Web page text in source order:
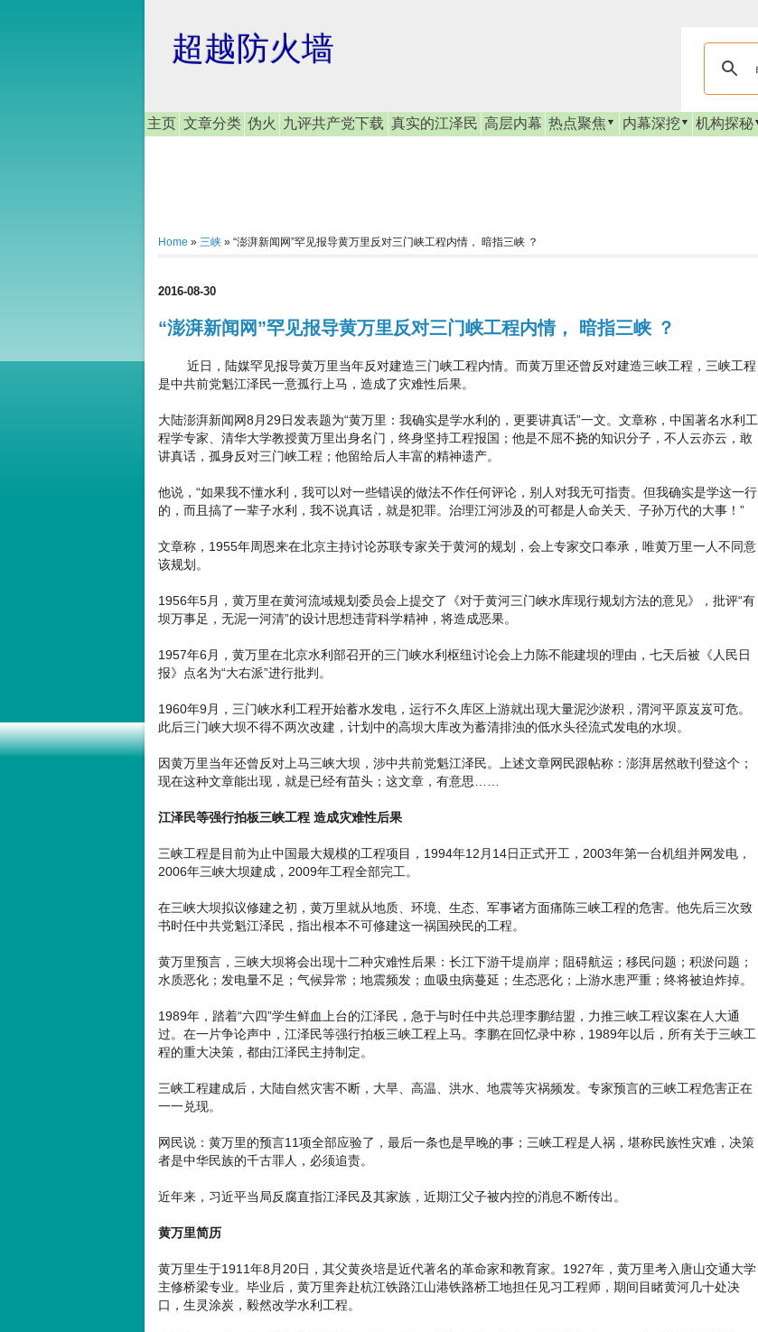
超越防火墙
主页 文章分类 伪火 九评共产党下载 真实的江泽民 高层内幕 热点聚焦 内幕深挖 机构探秘
Home » 三峡 » “澎湃新闻网”罕见报导黄万里反对三门峡工程内情， 暗指三峡 ？
2016-08-30
“澎湃新闻网”罕见报导黄万里反对三门峡工程内情， 暗指三峡 ？
近日，陆媒罕见报导黄万里当年反对建造三门峡工程内情。而黄万里还曾反对建造三峡工程，三峡工程
是中共前党魁江泽民一意孤行上马，造成了灾难性后果。
大陆澎湃新闻网8月29日发表题为“黄万里：我确实是学水利的，更要讲真话”一文。文章称，中国著名水利工
程学专家、清华大学教授黄万里出身名门，终身坚持工程报国；他是不屈不挠的知识分子，不人云亦云，敢
讲真话，孤身反对三门峡工程；他留给后人丰富的精神遗产。
他说，“如果我不懂水利，我可以对一些错误的做法不作任何评论，别人对我无可指责。但我确实是学这一行
的，而且搞了一辈子水利，我不说真话，就是犯罪。治理江河涉及的可都是人命关天、子孙万代的大事！”
文章称，1955年周恩来在北京主持讨论苏联专家关于黄河的规划，会上专家交口奉承，唯黄万里一人不同意
该规划。
1956年5月，黄万里在黄河流域规划委员会上提交了《对于黄河三门峡水库现行规划方法的意见》，批评“有
坝万事足，无泥一河清”的设计思想违背科学精神，将造成恶果。
1957年6月，黄万里在北京水利部召开的三门峡水利枢纽讨论会上力陈不能建坝的理由，七天后被《人民日
报》点名为“大右派”进行批判。
1960年9月，三门峡水利工程开始蓄水发电，运行不久库区上游就出现大量泥沙淤积，渭河平原岌岌可危。
此后三门峡大坝不得不两次改建，计划中的高坝大库改为蓄清排浊的低水头径流式发电的水坝。
因黄万里当年还曾反对上马三峡大坝，涉中共前党魁江泽民。上述文章网民跟帖称：澎湃居然敢刊登这个；
现在这种文章能出现，就是已经有苗头；这文章，有意思……
江泽民等强行拍板三峡工程 造成灾难性后果
三峡工程是目前为止中国最大规模的工程项目，1994年12月14日正式开工，2003年第一台机组并网发电，
2006年三峡大坝建成，2009年工程全部完工。
在三峡大坝拟议修建之初，黄万里就从地质、环境、生态、军事诸方面痛陈三峡工程的危害。他先后三次致
书时任中共党魁江泽民，指出根本不可修建这一祸国殃民的工程。
黄万里预言，三峡大坝将会出现十二种灾难性后果：长江下游干堤崩岸；阻碍航运；移民问题；积淤问题；
水质恶化；发电量不足；气候异常；地震频发；血吸虫病蔓延；生态恶化；上游水患严重；终将被迫炸掉。
1989年，踏着“六四”学生鲜血上台的江泽民，急于与时任中共总理李鹏结盟，力推三峡工程议案在人大通
过。在一片争论声中，江泽民等强行拍板三峡工程上马。李鹏在回忆录中称，1989年以后，所有关于三峡工
程的重大决策，都由江泽民主持制定。
三峡工程建成后，大陆自然灾害不断，大旱、高温、洪水、地震等灾祸频发。专家预言的三峡工程危害正在
一一兑现。
网民说：黄万里的预言11项全部应验了，最后一条也是早晚的事；三峡工程是人祸，堪称民族性灾难，决策
者是中华民族的千古罪人，必须追责。
近年来，习近平当局反腐直指江泽民及其家族，近期江父子被内控的消息不断传出。
黄万里简历
黄万里生于1911年8月20日，其父黄炎培是近代著名的革命家和教育家。1927年，黄万里考入唐山交通大学
主修桥梁专业。毕业后，黄万里奔赴杭江铁路江山港铁路桥工地担任见习工程师，期间目睹黄河几十处决
口，生灵涂炭，毅然改学水利工程。